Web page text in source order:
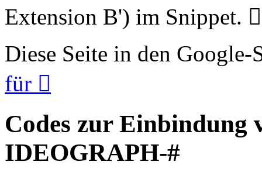
Extension B') im Snippet. 𩧋
Diese Seite in den Google-
für 𩧋
Codes zur
IDEOGRAPH-#